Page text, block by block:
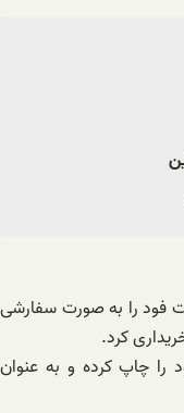
فود را به صورت سفارشی
کرد.
را چاپ کرده و به عنوان